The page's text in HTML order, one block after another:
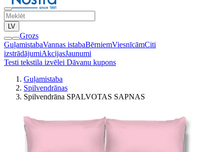
LV
Grozs
GuļamistabaVannas istabaBērniemViesnīcāmCiti
izstrādājumiAkcijasJaunumi
Testi tekstila izvēlei Dāvanu kupons
Guļamistaba
Spilvendrānas
Spilvendrāna SPALVOTAS SAPNAS